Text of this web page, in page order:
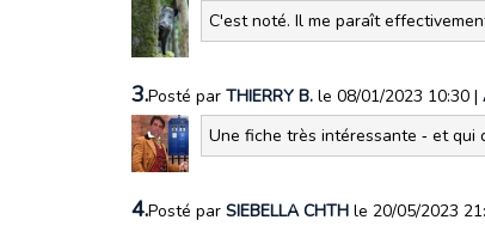
C'est noté. Il me paraît
3.Posté par THIERRY B. le 08/01/2023 10:30 |
Une fiche très intéressante ‐ et qui
4.Posté par SIEBELLA CHTH le 20/05/2023